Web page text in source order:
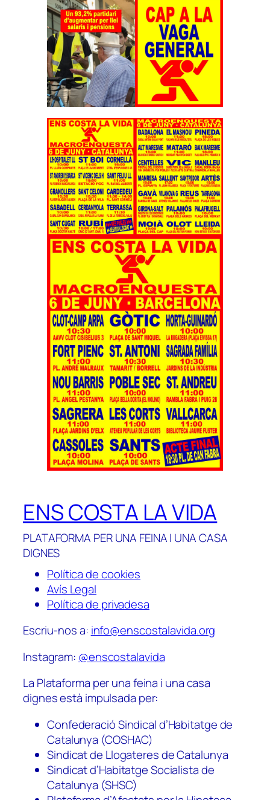
ENS COSTA LA VIDA
PLATAFORMA PER UNA FEINA I UNA CASA
DIGNES
Política de cookies
Avís Legal
Política de privadesa
Escriu-nos a: info@enscostalavida.org
Instagram: @enscostalavida
La Plataforma per una feina i una casa
dignes està impulsada per:
Confederació Sindical d’Habitatge de
Catalunya (COSHAC)
Sindicat de Llogateres de Catalunya
Sindicat d’Habitatge Socialista de
Catalunya (SHSC)